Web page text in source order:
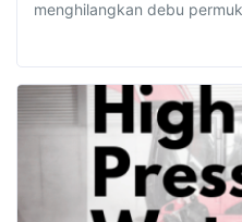
menghilangkan debu